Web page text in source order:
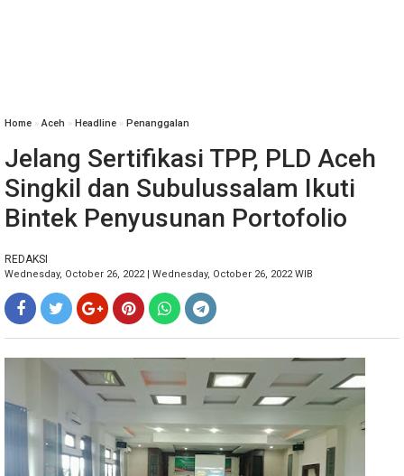
Home »Aceh » Headline » Penanggalan
Jelang Sertifikasi TPP, PLD Aceh
Singkil dan Subulussalam Ikuti
Bintek Penyusunan Portofolio
REDAKSI
Wednesday, October 26, 2022 | Wednesday, October 26, 2022 WIB